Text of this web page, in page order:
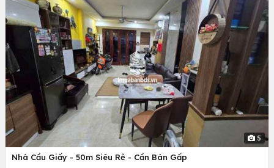
5
Nhà Cầu Giấy - 50m Siêu Rẻ - Cần Bán Gấp